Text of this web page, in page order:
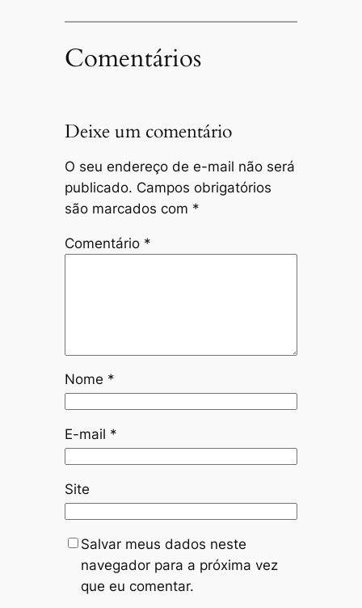
Comentários
Deixe um comentário
O seu endereço de e-mail não será
publicado. Campos obrigatórios
são marcados com *
Comentário *
Nome *
E-mail *
Site
Salvar meus dados neste
navegador para a próxima vez
que eu comentar.